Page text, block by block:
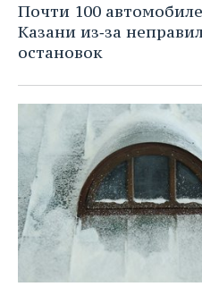
Почти 100
Казани из‑за
остановок